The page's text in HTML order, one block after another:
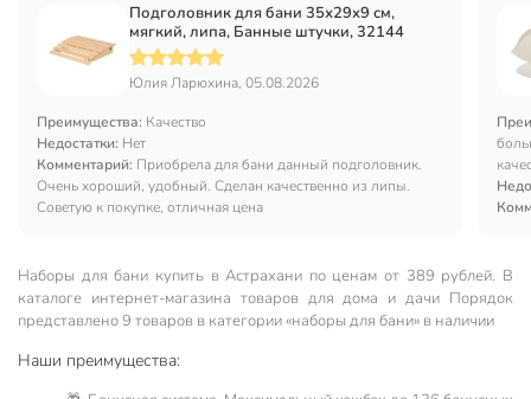
Подголовник для бани 35х29х9 см,
мягкий, липа, Банные штучки, 32144
Юлия Ларюхина, 05.08.2026
Преимущества: Качество
Недостатки: Нет
Комментарий: Приобрела для бани данный подголовник.
Очень хороший, удобный. Сделан качественно из липы.
Советую к покупке, отличная цена
Наборы для бани купить в Астрахани по ценам от 389 рублей. В
каталоге интернет-магазина товаров для дома и дачи Порядок
представлено 9 товаров в категории «наборы для бани» в наличии
Наши преимущества: